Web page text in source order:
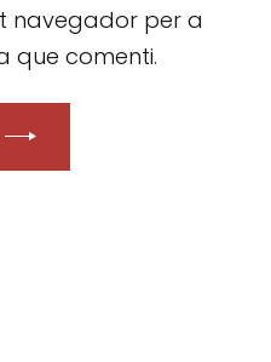
navegador per a
que comenti.